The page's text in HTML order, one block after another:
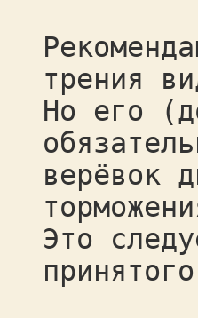
трения
Но его
верёвок
Это